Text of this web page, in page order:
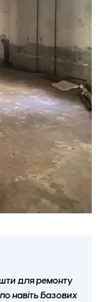
для ремонту
навіть базових